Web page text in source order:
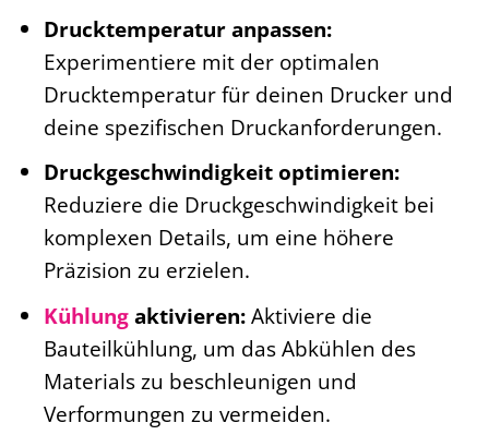
Drucktemperatur anpassen:
Experimentiere mit der optimalen
Drucktemperatur für deinen Drucker und
deine spezifischen Druckanforderungen.
Druckgeschwindigkeit optimieren:
Reduziere die Druckgeschwindigkeit bei
komplexen Details, um eine höhere
Präzision zu erzielen.
Kühlungaktivieren:Aktiviere die
Bauteilkühlung, um das Abkühlen des
Materials zu beschleunigen und
Verformungen zu vermeiden.